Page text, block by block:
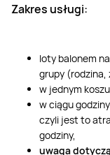
Zakres usługi:
loty balonem
grupy (rodzina,
w jednym
w ciągu
czyli jest to
godziny,
uwaga